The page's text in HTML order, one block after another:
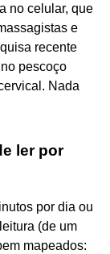
no celular, que
e
recente
pescoço
Nada
ler por
por dia ou
(de um
mapeados: